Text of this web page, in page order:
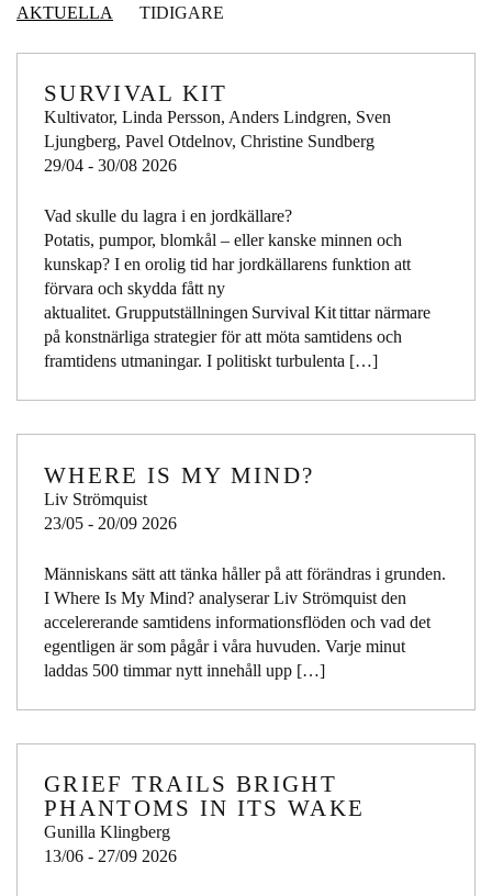
AKTUELLA TIDIGARE
SURVIVAL KIT
Kultivator, Linda Persson, Anders Lindgren, Sven
Ljungberg, Pavel Otdelnov, Christine Sundberg
29/04 - 30/08 2026
Vad skulle du lagra i en jordkällare?
Potatis, pumpor, blomkål – eller kanske minnen och
kunskap? I en orolig tid har jordkällarens funktion att
förvara och skydda fått ny
aktualitet. Grupputställningen Survival Kit tittar närmare
på konstnärliga strategier för att möta samtidens och
framtidens utmaningar. I politiskt turbulenta […]
WHERE IS MY MIND?
Liv Strömquist
23/05 - 20/09 2026
Människans sätt att tänka håller på att förändras i grunden.
I Where Is My Mind? analyserar Liv Strömquist den
accelererande samtidens informationsflöden och vad det
egentligen är som pågår i våra huvuden. Varje minut
laddas 500 timmar nytt innehåll upp […]
GRIEF TRAILS BRIGHT
PHANTOMS IN ITS WAKE
Gunilla Klingberg
13/06 - 27/09 2026